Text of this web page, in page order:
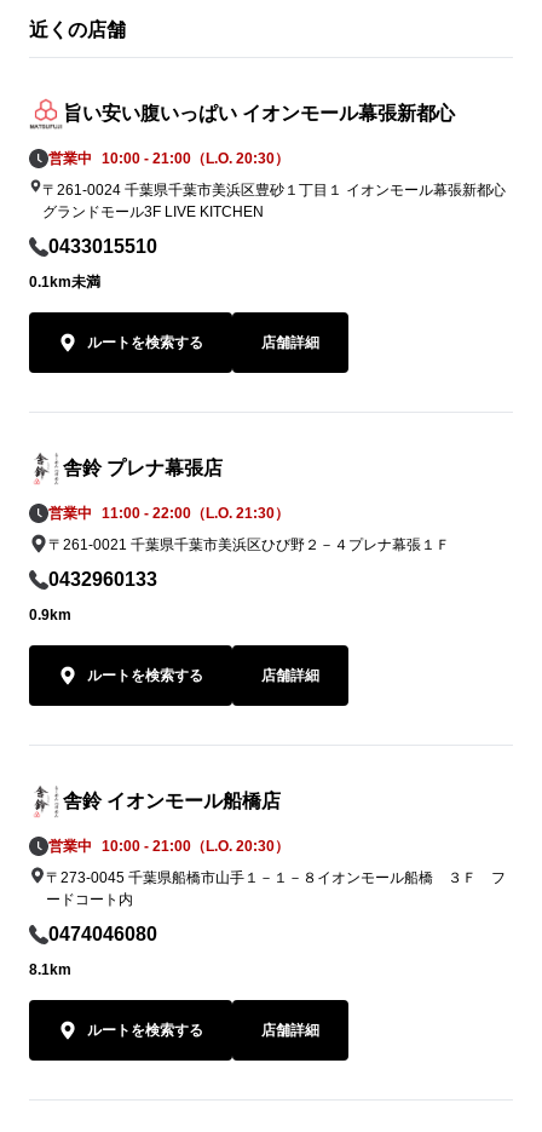
近くの店舗
旨い安い腹いっぱい イオンモール幕張新都心
営業中
10:00 - 21:00（L.O. 20:30）
〒261-0024 千葉県千葉市美浜区豊砂１丁目１ イオンモール幕張新都心
グランドモール3F LIVE KITCHEN
0433015510
0.1km未満
ルートを検索する 店舗詳細
舎鈴 プレナ幕張店
営業中
11:00 - 22:00（L.O. 21:30）
〒261-0021 千葉県千葉市美浜区ひび野２－４プレナ幕張１Ｆ
0432960133
0.9km
ルートを検索する 店舗詳細
舎鈴 イオンモール船橋店
営業中
10:00 - 21:00（L.O. 20:30）
〒273-0045 千葉県船橋市山手１－１－８イオンモール船橋 ３Ｆ フ
ードコート内
0474046080
8.1km
ルートを検索する 店舗詳細